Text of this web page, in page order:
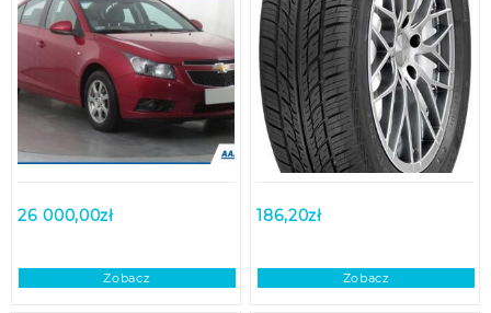
26 000,00zł
Zobacz
186,20zł
Zobacz